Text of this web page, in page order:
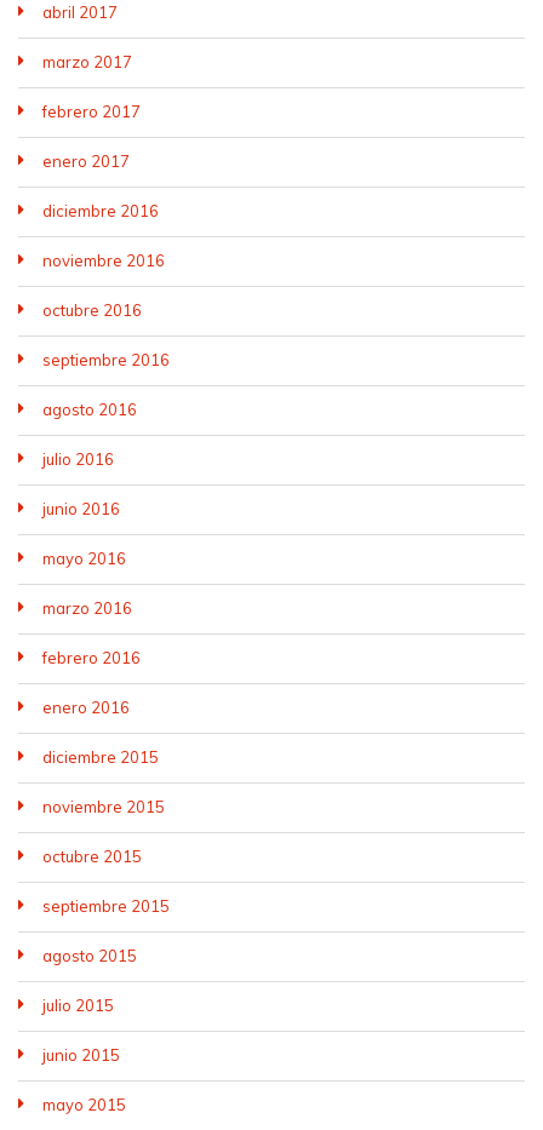
abril 2017
marzo 2017
febrero 2017
enero 2017
diciembre 2016
noviembre 2016
octubre 2016
septiembre 2016
agosto 2016
julio 2016
junio 2016
mayo 2016
marzo 2016
febrero 2016
enero 2016
diciembre 2015
noviembre 2015
octubre 2015
septiembre 2015
agosto 2015
julio 2015
junio 2015
mayo 2015